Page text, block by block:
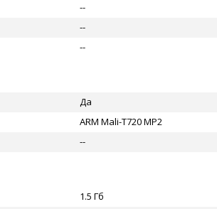
--
--
--
Да
ARM Mali-T720 MP2
--
1.5 Гб